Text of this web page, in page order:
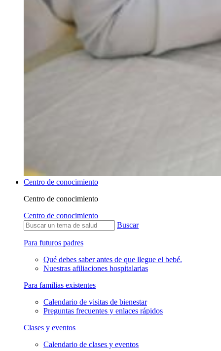
Centro de conocimiento
Centro de conocimiento
Centro de conocimiento
Buscar
Para futuros padres
Qué debes saber antes de que llegue el bebé.
Nuestras afiliaciones hospitalarias
Para familias existentes
Calendario de visitas de bienestar
Preguntas frecuentes y enlaces rápidos
Clases y eventos
Calendario de clases y eventos